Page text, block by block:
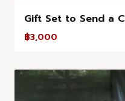
Gift Set to Send a
฿3,000